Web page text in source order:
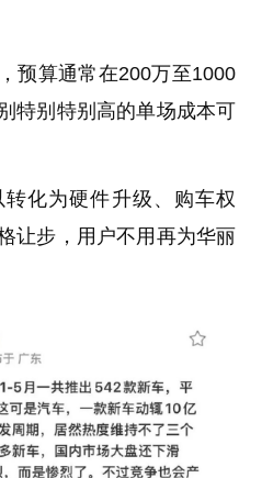
预算通常在200万至1000
特别特别高的单场成本可
化为硬件升级、购车权
让步，用户不用再为华丽